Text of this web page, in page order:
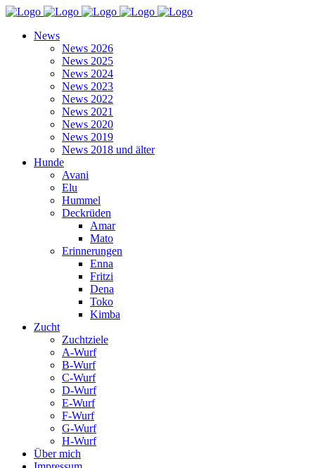
News
News 2026
News 2025
News 2024
News 2023
News 2022
News 2021
News 2020
News 2019
News 2018 und älter
Hunde
Avani
Elu
Hummel
Deckrüden
Amar
Mato
Erinnerungen
Enna
Fritzi
Dena
Toko
Kimba
Zucht
Zuchtziele
A-Wurf
B-Wurf
C-Wurf
D-Wurf
E-Wurf
F-Wurf
G-Wurf
H-Wurf
Über mich